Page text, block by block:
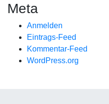
Meta
Anmelden
Eintrags-Feed
Kommentar-Feed
WordPress.org